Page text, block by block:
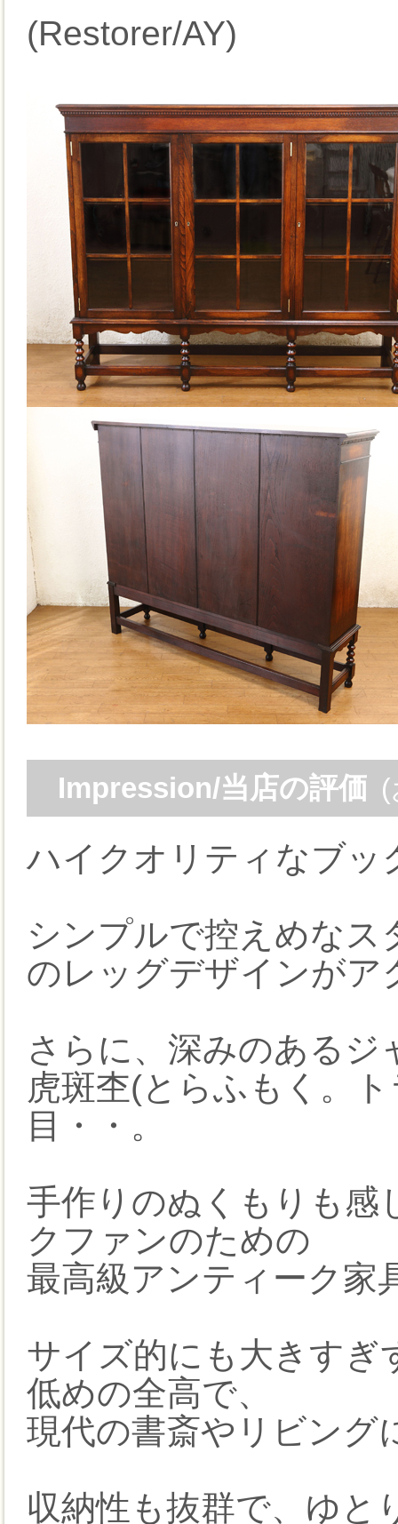
(Restorer/AY)
Impression/当店の評価
ハイクオリティなブッ
シンプルで控えめな
のレッグデザインが
さらに、深みのある
虎斑杢(とらふもく。
目・・。
手作りのぬくもりも感
クファンのための
最高級アンティーク家
サイズ的にも大きすぎ
低めの全高で、
現代の書斎やリビング
収納性も抜群で、ゆと